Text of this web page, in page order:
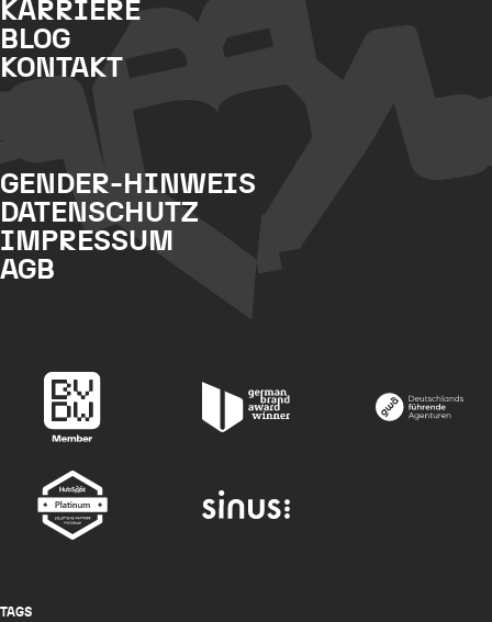
KARRIERE
BLOG
KONTAKT
GENDER-HINWEIS
DATENSCHUTZ
IMPRESSUM
AGB
TAGS